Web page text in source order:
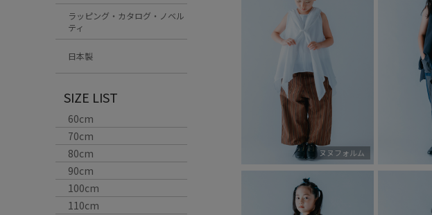
ラッピング・カタログ・ノベル
ティ
日本製
SIZE LIST
60cm
70cm
80cm
90cm
100cm
110cm
ヌヌフォルム